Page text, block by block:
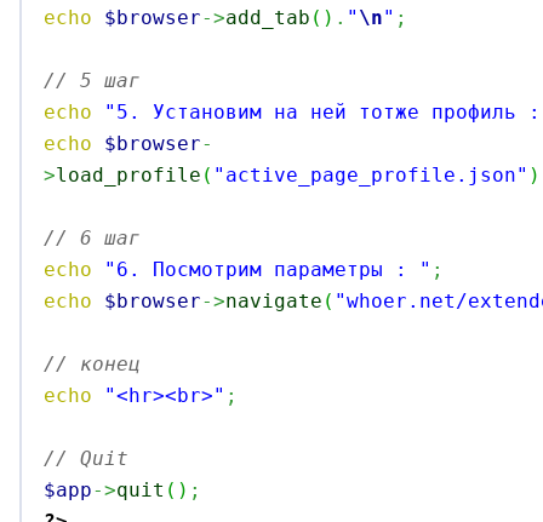
echo
$browser->add_tab ( ) . " \n" ;
// 5 шаг
echo
"5. Установим на ней тотже профиль
echo
$browser-
>load_profile ( "active_page_profile.json" )
// 6 шаг
echo
"6. Посмотрим параметры : " ;
echo
$browser->navigate ( "whoer.net/
// конец
echo
"<hr><br>" ;
// Quit
$app->quit ( ) ;